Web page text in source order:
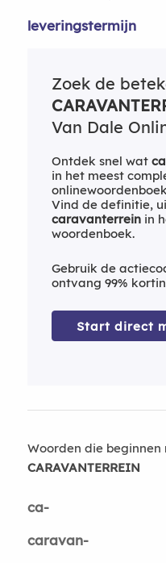
leveringstermijn
Zoek de
Van Dale
Ontdek snel wat
in het meest
Vind de definitie,
caravanterreinin
woordenboek.
Gebruik de
ontvang 99%
Start direct
Woorden die beginnen
CARAVANTERREIN
ca-
caravan-